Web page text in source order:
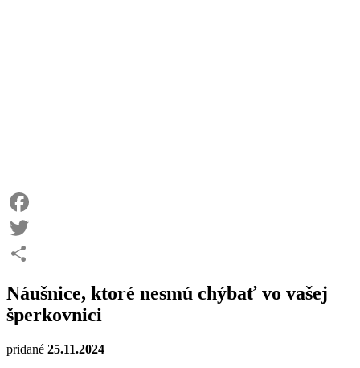
Facebook
Twitter
Náušnice, ktoré nesmú chýbať vo vašej
šperkovnici
pridané 25.11.2024